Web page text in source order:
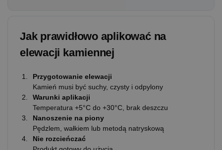
Jak prawidłowo aplikować na
elewacji kamiennej
Przygotowanie elewacji
Kamień musi być suchy, czysty i odpylony
Warunki aplikacji
Temperatura +5°C do +30°C, brak deszczu
Nanoszenie na piony
Pędzlem, wałkiem lub metodą natryskową
Nie rozcieńczać